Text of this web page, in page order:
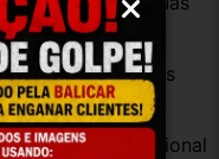
igual à das
por profissional